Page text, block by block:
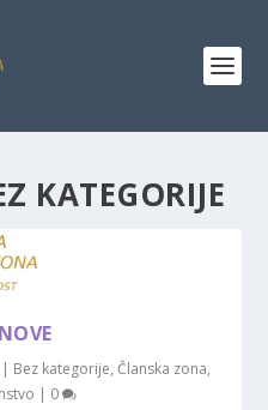
KATEGORIJE
| Bez kategorije,Članska zona,
| 0